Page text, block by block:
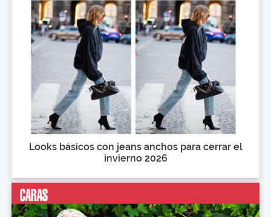
Looks básicos con jeans anchos para cerrar el
invierno 2026